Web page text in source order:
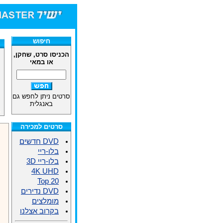
חיפוש
הכניסו סרט, שחקן,
או במאי
סרטים ניתן לחפש גם
באנגלית
סרטים למכירה
DVD חדשים
בלו-ריי
בלו-ריי 3D
4K UHD
Top 20
DVD נדירים
מומלצים
בקרוב אצלנו